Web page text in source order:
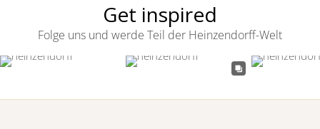
Get inspired
Folge uns und werde Teil der Heinzendorff-Welt